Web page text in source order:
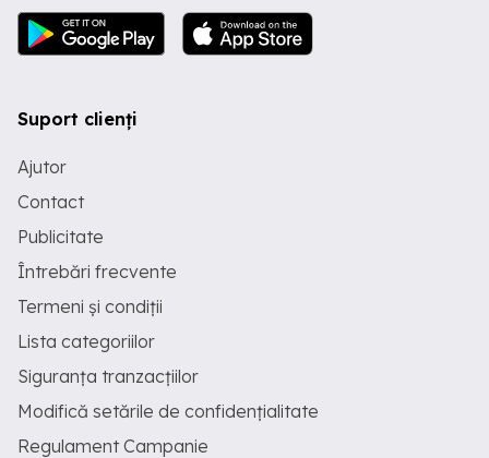
Suport clienți
Ajutor
Contact
Publicitate
Întrebări frecvente
Termeni și condiții
Lista categoriilor
Siguranța tranzacțiilor
Modifică setările de confidențialitate
Regulament Campanie